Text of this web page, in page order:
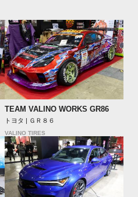
TEAM VALINO WORKS GR86
トヨタ | ＧＲ８６
VALINO TIRES